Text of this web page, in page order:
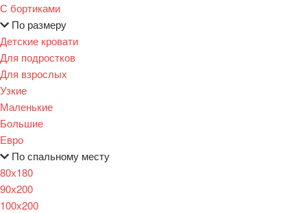
С бортиками
По размеру
Детские кровати
Для подростков
Для взрослых
Узкие
Маленькие
Большие
Евро
По спальному месту
80х180
90х200
100х200